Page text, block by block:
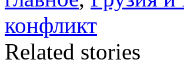
конфликт
Related stories